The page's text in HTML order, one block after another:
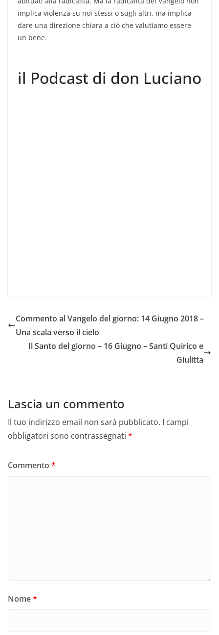
implica violenza su noi stessi o sugli altri, ma implica
dare una direzione chiara a ciò che valutiamo essere
un bene.
il Podcast di don Luciano
Commento al Vangelo del giorno: 14 Giugno 2018 –
Una scala verso il cielo
Il Santo del giorno – 16 Giugno – Santi Quirico e
Giulitta
Lascia un commento
Il tuo indirizzo email non sarà pubblicato. I campi
obbligatori sono contrassegnati *
Commento *
Nome*